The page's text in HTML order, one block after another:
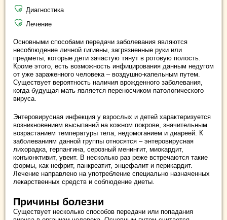
Диагностика
Лечение
Основными способами передачи заболевания являются
несоблюдение личной гигиены, загрязненные руки или
предметы, которые дети зачастую тянут в ротовую полость.
Кроме этого, есть возможность инфицирования данным недугом
от уже зараженного человека – воздушно-капельным путем.
Существует вероятность наличия врожденного заболевания,
когда будущая мать является переносчиком патологического
вируса.
Энтеровирусная инфекция у взрослых и детей характеризуется
возникновением высыпаний на кожном покрове, значительным
возрастанием температуры тела, недомоганием и диареей. К
заболеваниям данной группы относятся – энтеровирусная
лихорадка, герпангина, серозный менингит, миокардит,
конъюнктивит, увеит. В несколько раз реже встречаются такие
формы, как нефрит, панкреатит, энцефалит и перикардит.
Лечение направлено на употребление специально назначенных
лекарственных средств и соблюдение диеты.
Причины болезни
Существует несколько способов передачи или попадания